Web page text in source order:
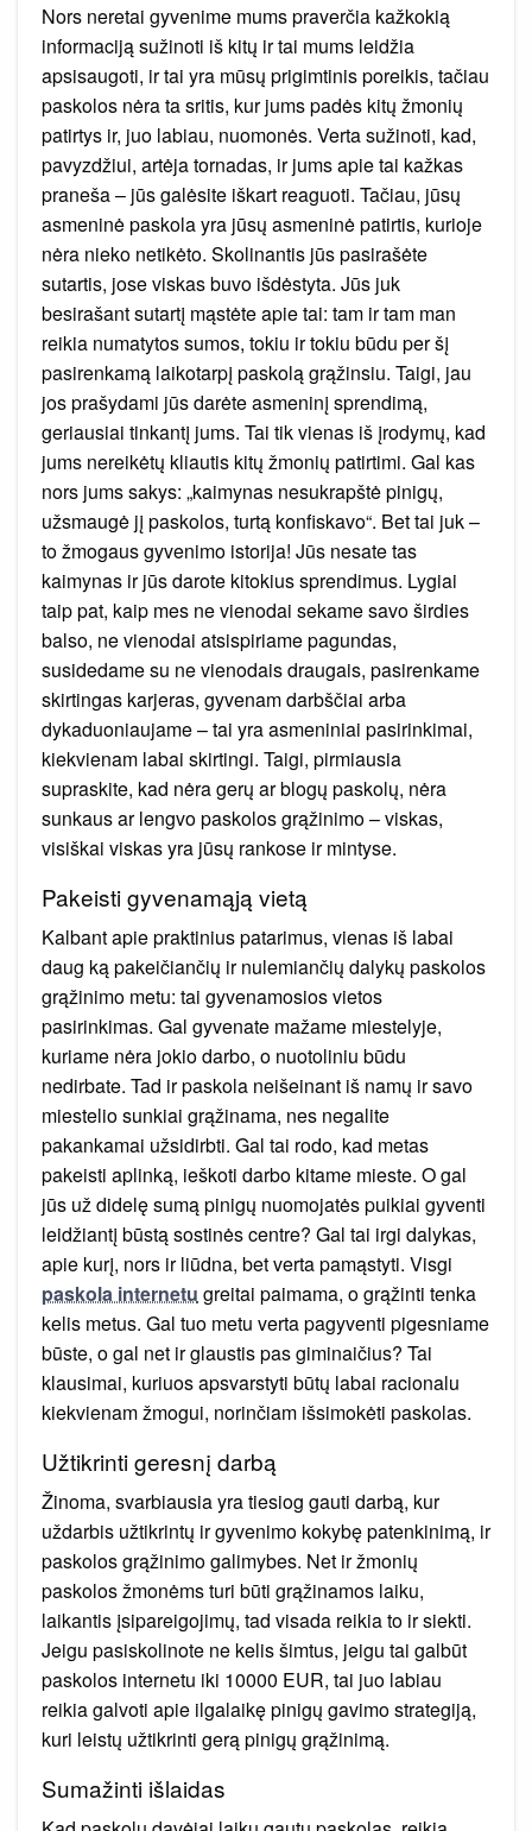
Nors neretai gyvenime mums praverčia kažkokią
informaciją sužinoti iš kitų ir tai mums leidžia
apsisaugoti, ir tai yra mūsų prigimtinis poreikis, tačiau
paskolos nėra ta sritis, kur jums padės kitų žmonių
patirtys ir, juo labiau, nuomonės. Verta sužinoti, kad,
pavyzdžiui, artėja tornadas, ir jums apie tai kažkas
praneša – jūs galėsite iškart reaguoti. Tačiau, jūsų
asmeninė paskola yra jūsų asmeninė patirtis, kurioje
nėra nieko netikėto. Skolinantis jūs pasirašėte
sutartis, jose viskas buvo išdėstyta. Jūs juk
besirašant sutartį mąstėte apie tai: tam ir tam man
reikia numatytos sumos, tokiu ir tokiu būdu per šį
pasirenkamą laikotarpį paskolą grąžinsiu. Taigi, jau
jos prašydami jūs darėte asmeninį sprendimą,
geriausiai tinkantį jums. Tai tik vienas iš įrodymų, kad
jums nereikėtų kliautis kitų žmonių patirtimi. Gal kas
nors jums sakys: „kaimynas nesukrapštė pinigų,
užsmaugė jį paskolos, turtą konfiskavo“. Bet tai juk –
to žmogaus gyvenimo istorija! Jūs nesate tas
kaimynas ir jūs darote kitokius sprendimus. Lygiai
taip pat, kaip mes ne vienodai sekame savo širdies
balso, ne vienodai atsispiriame pagundas,
susidedame su ne vienodais draugais, pasirenkame
skirtingas karjeras, gyvenam darbščiai arba
dykaduoniaujame – tai yra asmeniniai pasirinkimai,
kiekvienam labai skirtingi. Taigi, pirmiausia
supraskite, kad nėra gerų ar blogų paskolų, nėra
sunkaus ar lengvo paskolos grąžinimo – viskas,
visiškai viskas yra jūsų rankose ir mintyse.
Pakeisti gyvenamąją vietą
Kalbant apie praktinius patarimus, vienas iš labai
daug ką pakeičiančių ir nulemiančių dalykų paskolos
grąžinimo metu: tai gyvenamosios vietos
pasirinkimas. Gal gyvenate mažame miestelyje,
kuriame nėra jokio darbo, o nuotoliniu būdu
nedirbate. Tad ir paskola neišeinant iš namų ir savo
miestelio sunkiai grąžinama, nes negalite
pakankamai užsidirbti. Gal tai rodo, kad metas
pakeisti aplinką, ieškoti darbo kitame mieste. O gal
jūs už didelę sumą pinigų nuomojatės puikiai gyventi
leidžiantį būstą sostinės centre? Gal tai irgi dalykas,
apie kurį, nors ir liūdna, bet verta pamąstyti. Visgi
paskola internetu greitai paimama, o grąžinti tenka
kelis metus. Gal tuo metu verta pagyventi pigesniame
būste, o gal net ir glaustis pas giminaičius? Tai
klausimai, kuriuos apsvarstyti būtų labai racionalu
kiekvienam žmogui, norinčiam išsimokėti paskolas.
Užtikrinti geresnį darbą
Žinoma, svarbiausia yra tiesiog gauti darbą, kur
uždarbis užtikrintų ir gyvenimo kokybę patenkinimą, ir
paskolos grąžinimo galimybes. Net ir žmonių
paskolos žmonėms turi būti grąžinamos laiku,
laikantis įsipareigojimų, tad visada reikia to ir siekti.
Jeigu pasiskolinote ne kelis šimtus, jeigu tai galbūt
paskolos internetu iki 10000 EUR, tai juo labiau
reikia galvoti apie ilgalaikę pinigų gavimo strategiją,
kuri leistų užtikrinti gerą pinigų grąžinimą.
Sumažinti išlaidas